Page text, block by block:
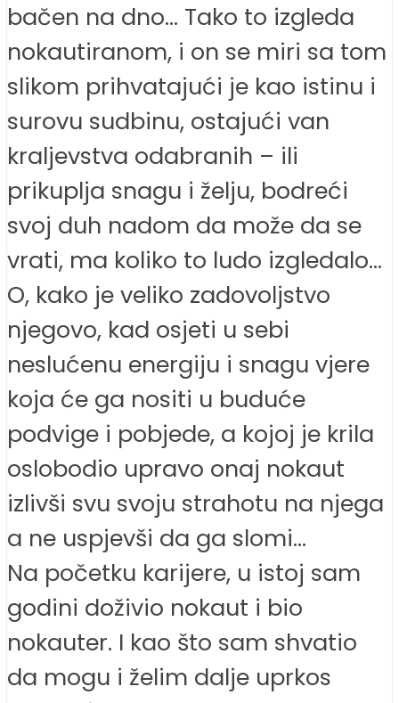
bačen na dno… Tako to izgleda
nokautiranom, i on se miri sa tom
slikom prihvatajući je kao istinu i
surovu sudbinu, ostajući van
kraljevstva odabranih – ili
prikuplja snagu i želju, bodreći
svoj duh nadom da može da se
vrati, ma koliko to ludo izgledalo…
O, kako je veliko zadovoljstvo
njegovo, kad osjeti u sebi
neslućenu energiju i snagu vjere
koja će ga nositi u buduće
podvige i pobjede, a kojoj je krila
oslobodio upravo onaj nokaut
izlivši svu svoju strahotu na njega
a ne uspjevši da ga slomi…
Na početku karijere, u istoj sam
godini doživio nokaut i bio
nokauter. I kao što sam shvatio
da mogu i želim dalje uprkos